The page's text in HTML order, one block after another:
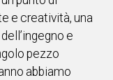
e creatività, una
e
pezzo
abbiamo